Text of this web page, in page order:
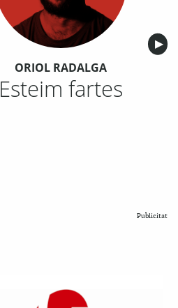
▶︎
ORIOL RADALGA
Esteim fartes
Publicitat